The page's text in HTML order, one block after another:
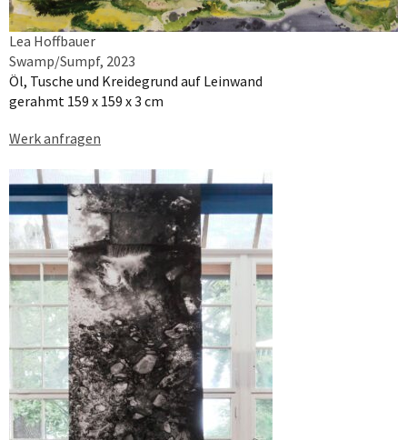
Lea Hoffbauer
Swamp/Sumpf, 2023
Öl, Tusche und Kreidegrund auf Leinwand
gerahmt 159 x 159 x 3 cm
Werk anfragen